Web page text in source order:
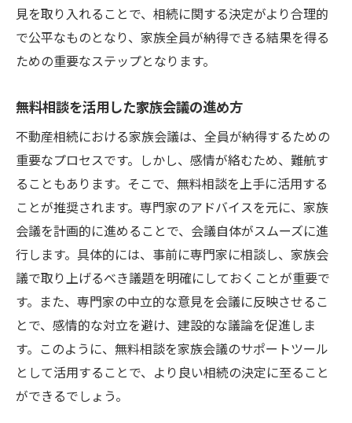
見を取り入れることで、相続に関する決定がより合理的
で公平なものとなり、家族全員が納得できる結果を得る
ための重要なステップとなります。
無料相談を活用した家族会議の進め方
不動産相続における家族会議は、全員が納得するための
重要なプロセスです。しかし、感情が絡むため、難航す
ることもあります。そこで、無料相談を上手に活用する
ことが推奨されます。専門家のアドバイスを元に、家族
会議を計画的に進めることで、会議自体がスムーズに進
行します。具体的には、事前に専門家に相談し、家族会
議で取り上げるべき議題を明確にしておくことが重要で
す。また、専門家の中立的な意見を会議に反映させるこ
とで、感情的な対立を避け、建設的な議論を促進しま
す。このように、無料相談を家族会議のサポートツール
として活用することで、より良い相続の決定に至ること
ができるでしょう。